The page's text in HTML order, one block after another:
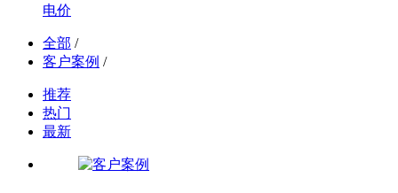
电价
全部 /
客户案例 /
推荐
热门
最新